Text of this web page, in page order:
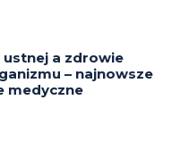
ustnej a zdrowie
– najnowsze
medyczne